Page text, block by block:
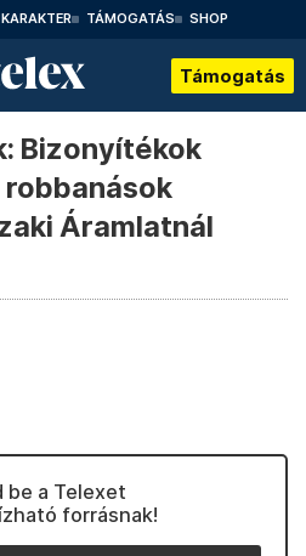
KARAKTER TÁMOGATÁS SHOP
Támogatás
Bizonyítékok
robbanások
Áramlatnál
be a Telexet
forrásnak!